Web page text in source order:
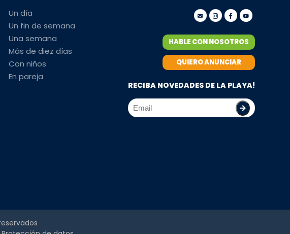
Un día
Un fin de semana
Una semana
Más de diez días
Con niños
En pareja
HABLE CON NOSOTROS
QUIERO ANUNCIAR
RECIBA NOVEDADES DE LA PLAYA!